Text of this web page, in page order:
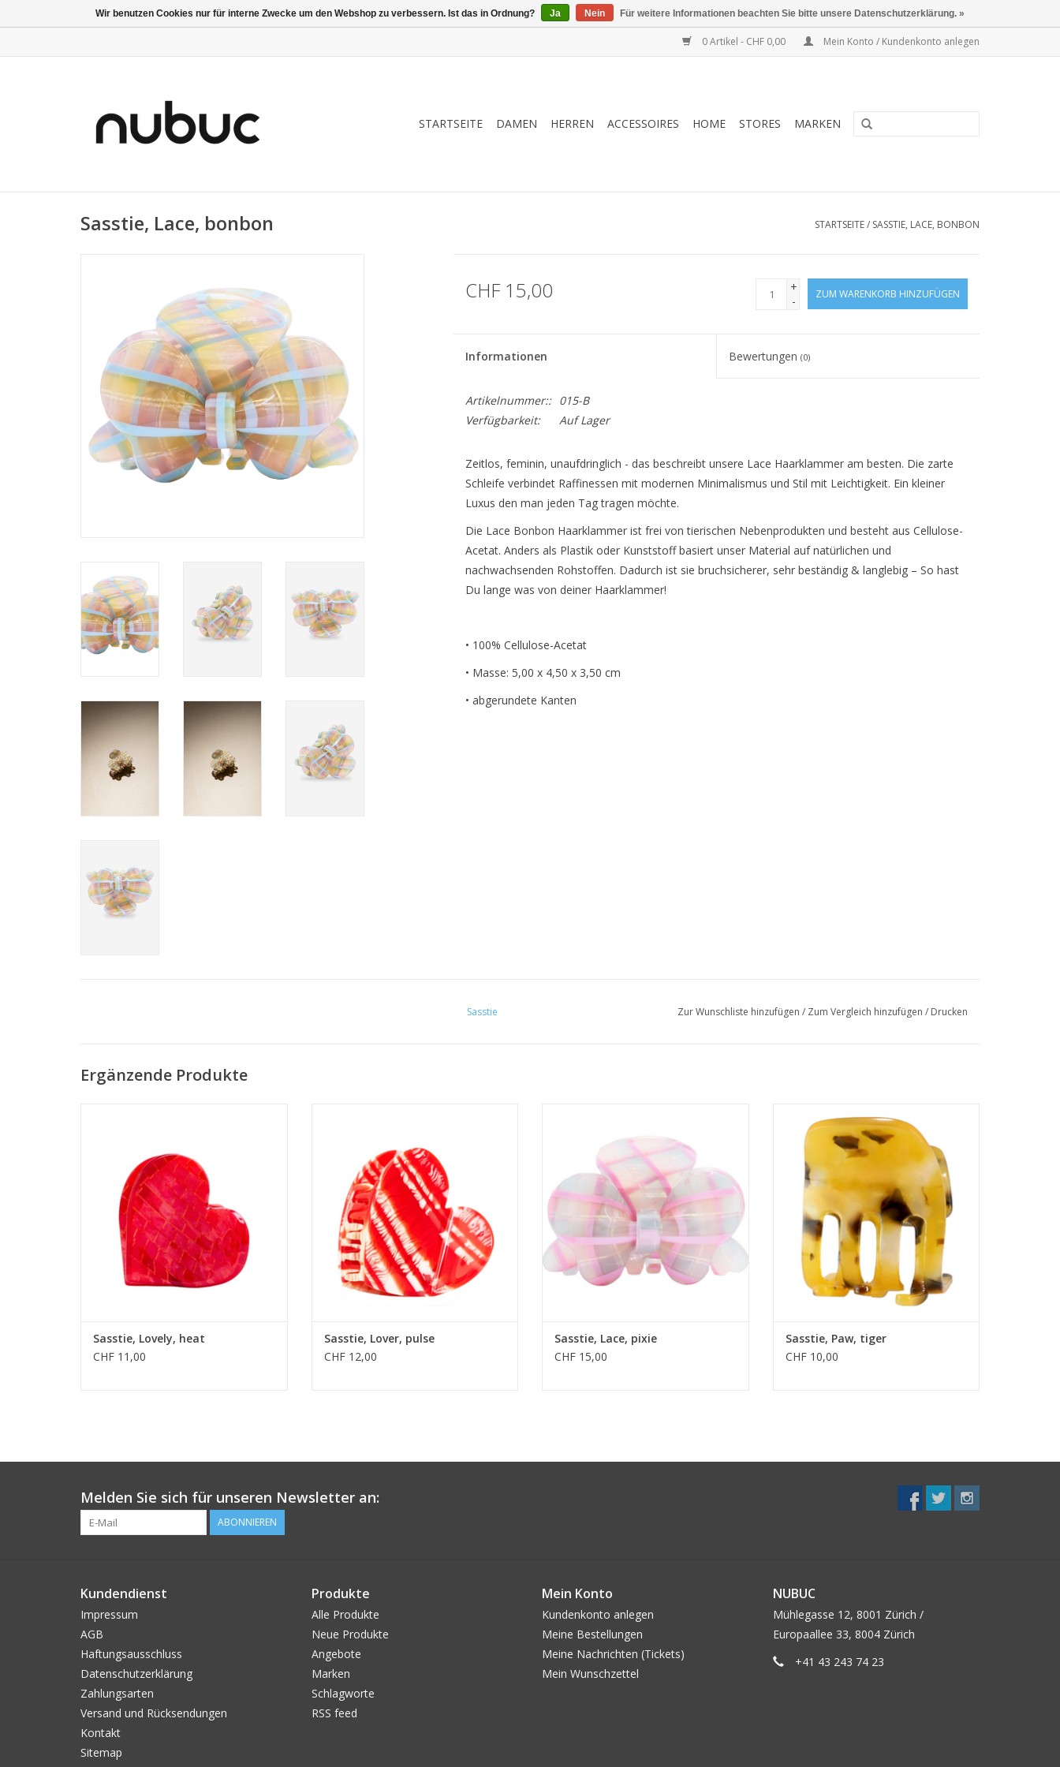
0 Artikel - CHF 0,00 Mein Konto / Kundenkonto anlegen
STARTSEITE DAMEN HERREN ACCESSOIRES HOME STORES MARKEN
Sasstie, Lace, bonbon STARTSEITE/ SASSTIE, LACE, BONBON
CHF 15,00
+
-
ZUM WARENKORB HINZUFÜGEN
Informationen Bewertungen(0)
Artikelnummer::
015-B
Verfügbarkeit:
Auf Lager
Zeitlos, feminin, unaufdringlich - das beschreibt unsere Lace Haarklammer am besten. Die zarte
Schleife verbindet Raffinessen mit modernen Minimalismus und Stil mit Leichtigkeit. Ein kleiner
Luxus den man jeden Tag tragen möchte.
Die Lace Bonbon Haarklammer ist frei von tierischen Nebenprodukten und besteht aus Cellulose-
Acetat. Anders als Plastik oder Kunststoff basiert unser Material auf natürlichen und
nachwachsenden Rohstoffen. Dadurch ist sie bruchsicherer, sehr beständig & langlebig – So hast
Du lange was von deiner Haarklammer!
• 100% Cellulose-Acetat
• Masse: 5,00 x 4,50 x 3,50 cm
• abgerundete Kanten
Sasstie Zur Wunschliste hinzufügen / Zum Vergleich hinzufügen / Drucken
Ergänzende Produkte
• abgerundete Kanten
ZUM WARENKORB HINZUFÜGEN
Sasstie, Lovely, heat
CHF 11,00
• abgerundete Kanten
ZUM WARENKORB HINZUFÜGEN
Sasstie, Lover, pulse
CHF 12,00
• Masse: 5,00 x 4,50 x 3,50 cm
• abgerundete Kanten
ZUM WARENKORB HINZUFÜGEN
Sasstie, Lace, pixie
CHF 15,00
• Masse: 3,5 x 3 x 4 cm
• abgerundete Kanten
ZUM WARENKORB HINZUFÜGEN
Sasstie, Paw, tiger
CHF 10,00
Melden Sie sich für unseren Newsletter an:
ABONNIEREN
Kundendienst
Impressum
AGB
Haftungsausschluss
Datenschutzerklärung
Zahlungsarten
Versand und Rücksendungen
Kontakt
Sitemap
Produkte
Alle Produkte
Neue Produkte
Angebote
Marken
Schlagworte
RSS feed
Mein Konto
Kundenkonto anlegen
Meine Bestellungen
Meine Nachrichten (Tickets)
Mein Wunschzettel
NUBUC
Mühlegasse 12, 8001 Zürich /
Europaallee 33, 8004 Zürich
+41 43 243 74 23
Wir benutzen Cookies nur für interne Zwecke um den Webshop zu verbessern. Ist das in Ordnung? Ja Nein Für weitere Informationen beachten Sie bitte unsere Datenschutzerklärung. »